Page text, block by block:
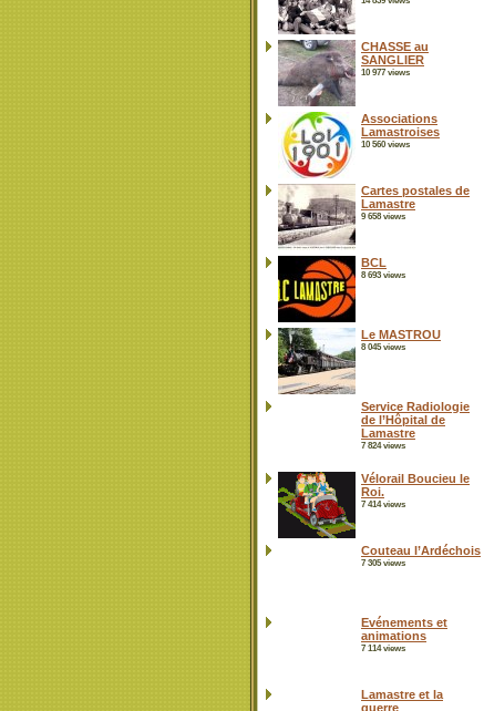
CHASSE au
SANGLIER
10 977 views
Associations
Lamastroises
10 560 views
Cartes postales de
Lamastre
9 658 views
BCL
8 693 views
Le MASTROU
8 045 views
Service Radiologie
de l’Hôpital de
Lamastre
7 824 views
Vélorail Boucieu le
Roi.
7 414 views
Couteau l’Ardéchois
7 305 views
Evénements et
animations
7 114 views
Lamastre et la
guerre